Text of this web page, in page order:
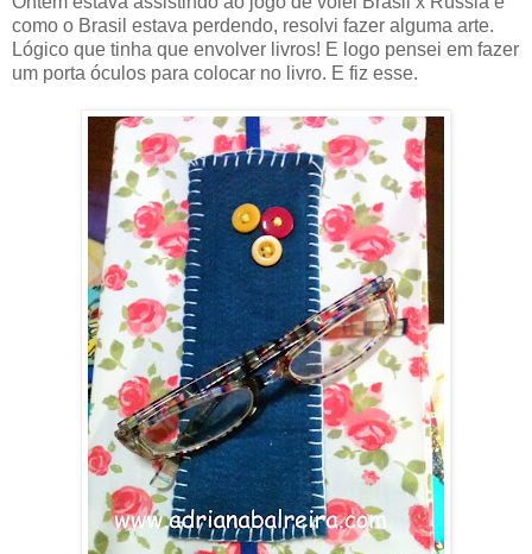
como o Brasil estava perdendo, resolvi fazer alguma arte.
Lógico que tinha que envolver livros! E logo pensei em fazer
um porta óculos para colocar no livro. E fiz esse.